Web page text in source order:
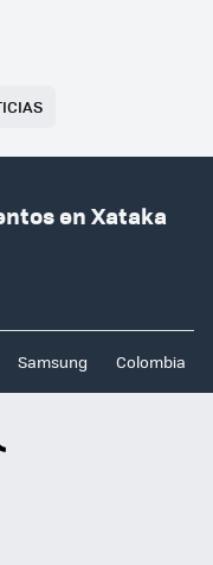
en Xataka
Samsung Colombia